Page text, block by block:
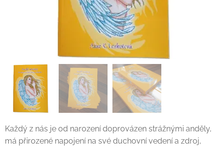
Každý z nás je od narození doprovázen strážnými anděly,
má přirozené napojení na své duchovní vedení a zdroj,